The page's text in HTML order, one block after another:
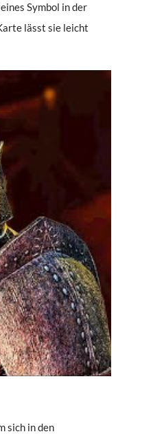
Symbol in der
lässt sie leicht
sich in den